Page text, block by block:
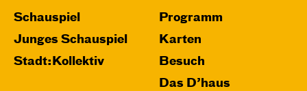
Schauspiel
Junges Schauspiel
Stadt:Kollektiv
Programm
Karten
Besuch
Das D’haus